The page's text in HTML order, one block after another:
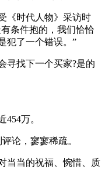
时代人物》采访时
条件抱的，我们恰恰
犯了一个错误。”
找下一个买家?是的
万。
论，寥寥稀疏。
当的祝福、惋惜、质